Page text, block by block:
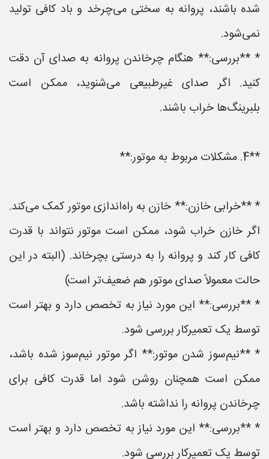
شده باشند، پروانه به سختی می‌چرخد و باد کافی تولید
نمی‌شود.
* **بررسی:** هنگام چرخاندن پروانه به صدای آن دقت
کنید. اگر صدای غیرطبیعی می‌شنوید، ممکن است
بلبرینگ‌ها خراب باشند.
**4. مشکلات مربوط به موتور:**
* **خرابی خازن:** خازن به راه‌اندازی موتور کمک می‌کند.
اگر خازن خراب شود، ممکن است موتور نتواند با قدرت
کافی کار کند و پروانه را به درستی بچرخاند. (البته در این
حالت معمولاً صدای موتور هم ضعیف‌تر است)
* **بررسی:** این مورد نیاز به تخصص دارد و بهتر است
توسط یک تعمیرکار بررسی شود.
* **نیم‌سوز شدن موتور:** اگر موتور نیم‌سوز شده باشد،
ممکن است همچنان روشن شود اما قدرت کافی برای
چرخاندن پروانه را نداشته باشد.
* **بررسی:** این مورد نیاز به تخصص دارد و بهتر است
توسط یک تعمیرکار بررسی شود.